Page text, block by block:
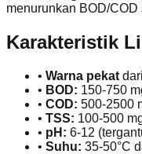
menurunkan BOD/COD
Karakteristik
• Warna pekat
• BOD: 150-750
• COD: 500-2500
• TSS: 100-500
• pH: 6-12
• Suhu: 35-50°C